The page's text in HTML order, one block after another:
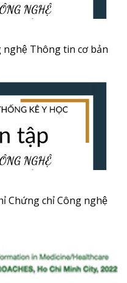
nghệ Thông tin cơ bản
Chứng chỉ Công nghệ